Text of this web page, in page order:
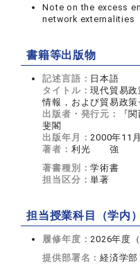
Note on the excess
network externalities
書籍等出版物
記述言語： 日本語
タイトル：現代貿易
情報，および貿易政
出版者・発行元：
『
斐閣
出版年月：2000年11月
著者： 利光 強
著書種別：学術書
担当区分：単著
担当授業科目（学内）
履修年度：2026年度（
提供部署名：経済学部